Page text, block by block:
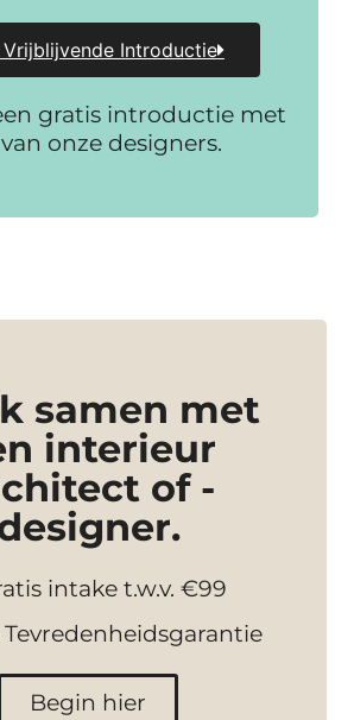
Vrijblijvende Introductie
gratis introductie met
onze designers.
samen met
interieur
of -
intake t.w.v. €99
Tevredenheidsgarantie
Begin hier